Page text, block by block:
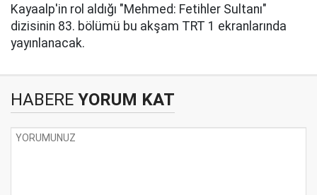
Kayaalp'in rol aldığı "Mehmed: Fetihler Sultanı"
dizisinin 83. bölümü bu akşam TRT 1 ekranlarında
yayınlanacak.
HABERE YORUM KAT